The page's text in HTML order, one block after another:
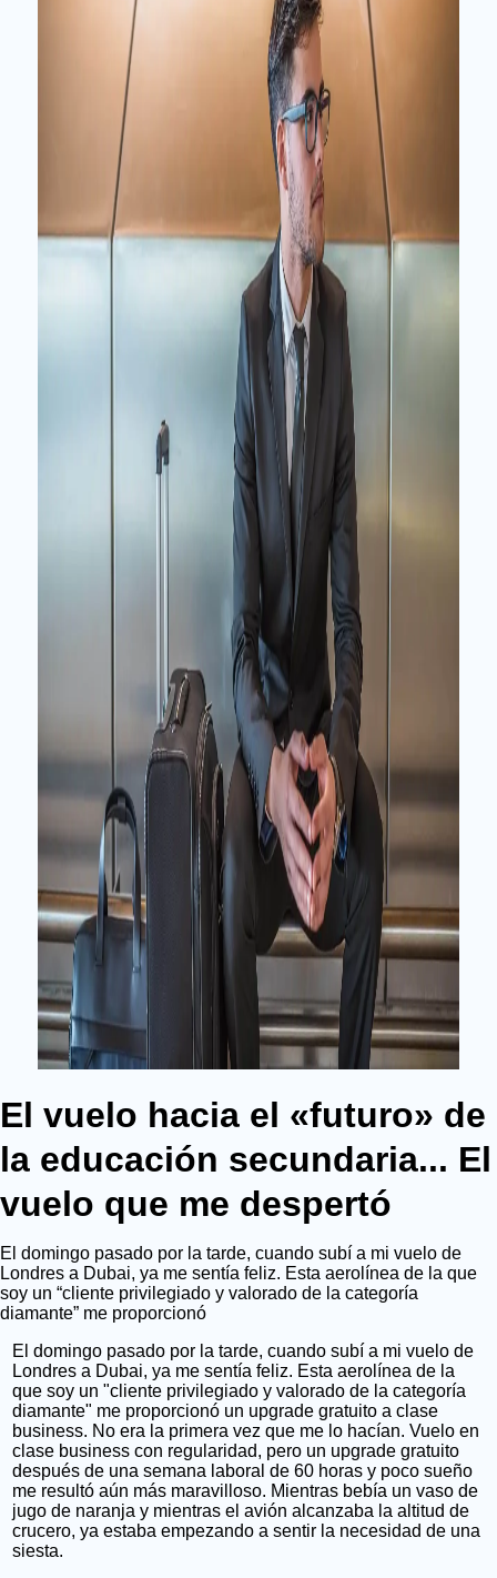
El vuelo hacia el «futuro» de
la educación secundaria... El
vuelo que me despertó
El domingo pasado por la tarde, cuando subí a mi vuelo de
Londres a Dubai, ya me sentía feliz. Esta aerolínea de la que
soy un “cliente privilegiado y valorado de la categoría
diamante” me proporcionó
El domingo pasado por la tarde, cuando subí a mi vuelo de
Londres a Dubai, ya me sentía feliz. Esta aerolínea de la
que soy un "cliente privilegiado y valorado de la categoría
diamante" me proporcionó un upgrade gratuito a clase
business. No era la primera vez que me lo hacían. Vuelo en
clase business con regularidad, pero un upgrade gratuito
después de una semana laboral de 60 horas y poco sueño
me resultó aún más maravilloso. Mientras bebía un vaso de
jugo de naranja y mientras el avión alcanzaba la altitud de
crucero, ya estaba empezando a sentir la necesidad de una
siesta.